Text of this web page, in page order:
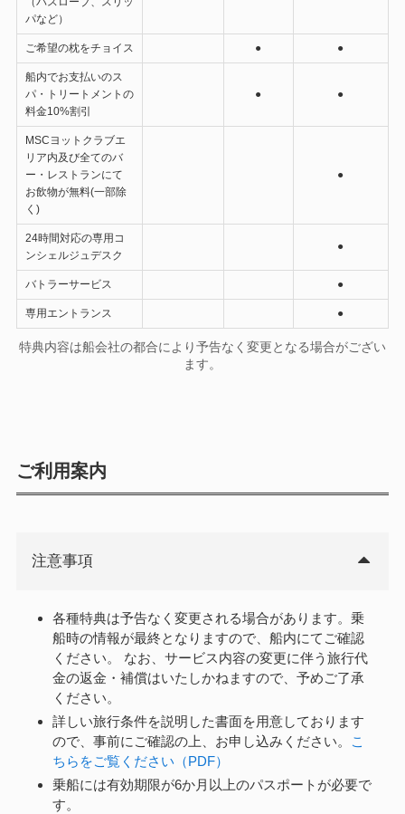
パなど）
ご希望の枕をチョイス ● ●
船内でお支払いのス
パ・トリートメントの
料金10%割引
● ●
MSCヨットクラブエ
リア内及び全てのバ
ー・レストランにて
お飲物が無料(一部除
く)
●
24時間対応の専用コ
ンシェルジュデスク
●
バトラーサービス ●
専用エントランス ●
特典内容は船会社の都合により予告なく変更となる場合がござい
ます。
ご利用案内
注意事項
各種特典は予告なく変更される場合があります。乗
船時の情報が最終となりますので、船内にてご確認
ください。 なお、サービス内容の変更に伴う旅行代
金の返金・補償はいたしかねますので、予めご了承
ください。
詳しい旅行条件を説明した書面を用意しております
ので、事前にご確認の上、お申し込みください。
こ
ちらをご覧ください（PDF）
乗船には有効期限が6か月以上のパスポートが必要で
す。